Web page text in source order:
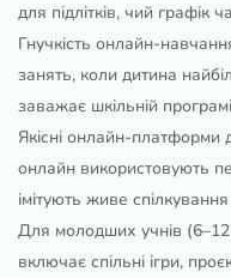
для підлітків, чий графік
Гнучкість онлайн-
занять, коли дитина
заважає шкільній
Якісні онлайн-платформи
онлайн використовують
імітують живе спілкування
Для молодших учнів
включає спільні ігри,